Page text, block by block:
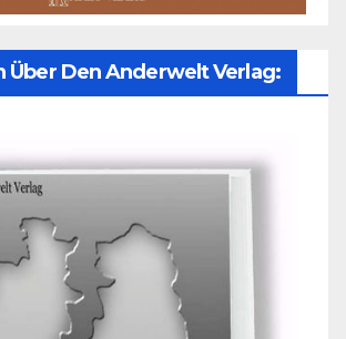
Über Den Anderwelt Verlag: